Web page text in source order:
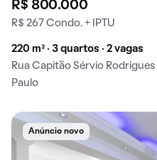
R$ 800.000
R$ 267 Condo. + IPTU
220 m² · 3 quartos · 2 vagas
Rua Capitão Sérvio Rodrigues
Paulo
Anúncio novo